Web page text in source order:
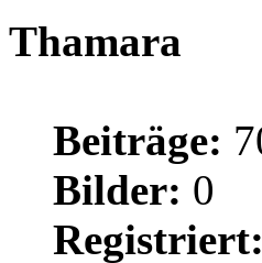
Thamara
Beiträge:
Bilder: 0
Registriert: